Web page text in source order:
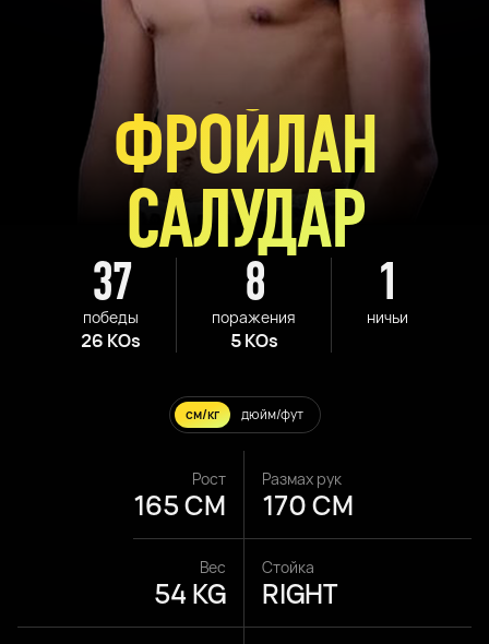
37
победы
26 KOs
8
поражения
5 KOs
1
ничьи
ФРОЙЛАН
САЛУДАР
см/кг дюйм/фут
Рост
165 CM
Размах рук
170 CM
Вес
54 KG
Стойка
RIGHT